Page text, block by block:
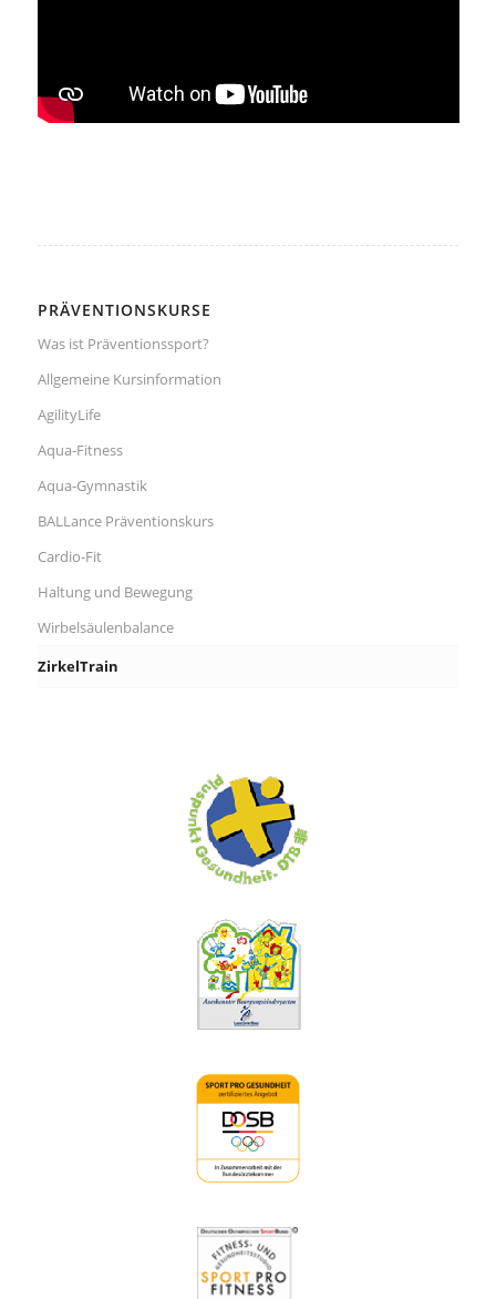
PRÄVENTIONSKURSE
Was ist Präventionssport?
Allgemeine Kursinformation
AgilityLife
Aqua-Fitness
Aqua-Gymnastik
BALLance Präventionskurs
Cardio-Fit
Haltung und Bewegung
Wirbelsäulenbalance
ZirkelTrain